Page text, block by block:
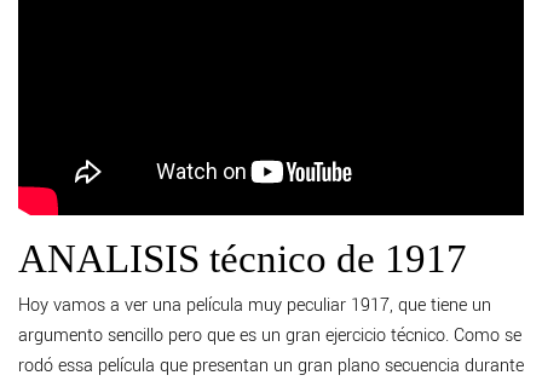
ANALISIS técnico de 1917
Hoy vamos a ver una película muy peculiar 1917, que tiene un
argumento sencillo pero que es un gran ejercicio técnico. Como se
rodó essa película que presentan un gran plano secuencia durante